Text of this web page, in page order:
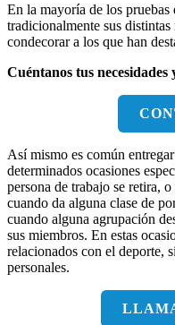
En la mayoría de los
tradicionalmente sus
condecorar a los que han
Cuéntanos tus necesidades
Así mismo es común
determinados ocasiones
persona de trabajo se retira,
cuando da alguna clase de
cuando alguna agrupación
sus miembros. En estas
relacionados con el deporte,
personales.